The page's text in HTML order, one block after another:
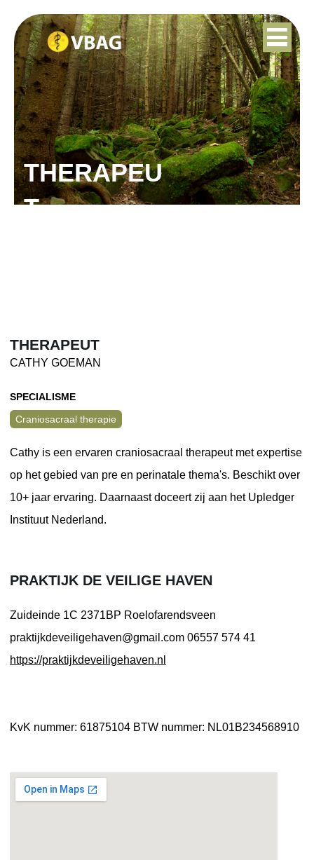
THERAPEU
T
THERAPEUT
CATHY GOEMAN
SPECIALISME
Craniosacraal therapie
Cathy is een ervaren craniosacraal therapeut met expertise
op het gebied van pre en perinatale thema's. Beschikt over
10+ jaar ervaring. Daarnaast doceert zij aan het Upledger
Instituut Nederland.
PRAKTIJK DE VEILIGE HAVEN
Zuideinde 1C 2371BP Roelofarendsveen
praktijkdeveiligehaven@gmail.com 06557 574 41
https://praktijkdeveiligehaven.nl
KvK nummer: 61875104 BTW nummer: NL01B234568910